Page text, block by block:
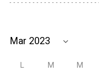
L M M